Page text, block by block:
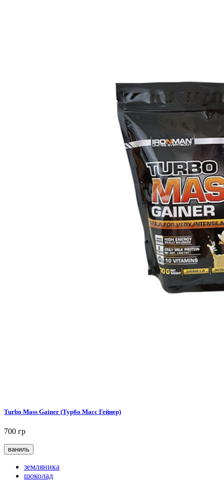
Turbo Mass Gainer (Турбо Масс Гейнер)
700 гр
ваниль
земляника
шоколад